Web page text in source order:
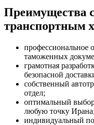
Преимущества
транспортным
профессиональное
таможенных
грамотная
безопасной
собственный
отдел;
оптимальный выбор
любую точку Ирана;
индивидуальный